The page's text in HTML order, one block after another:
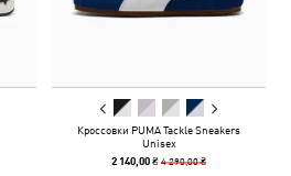
Кроссовки PUMA Tackle Sneakers
Unisex
2 140,00 ₴4 290,00 ₴